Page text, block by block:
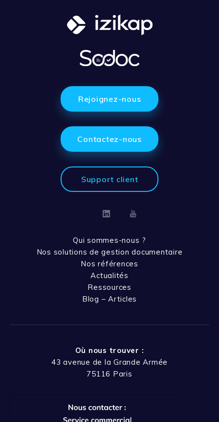
Rejoignez-nous
Contactez-nous
Support client
LinkedinYoutube
Qui sommes-nous ?
Nos solutions de gestion documentaire
Nos références
Actualités
Ressources
Blog – Articles
Où nous trouver :
43 avenue de la Grande Armée
75116 Paris